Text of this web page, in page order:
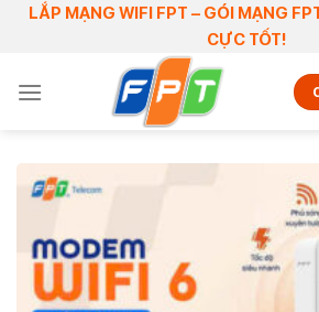
SkipLẮP MẠNG WIFI FPT – GÓI MẠNG
CỰC TỐT!